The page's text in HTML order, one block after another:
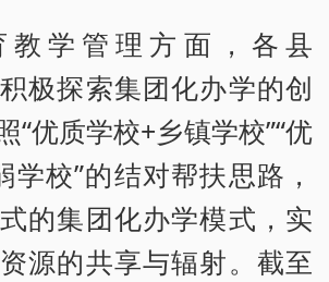
教学管理方面，各县
积极探索集团化办学的创
“优质学校+乡镇学校”“优
学校”的结对帮扶思路，
的集团化办学模式，实
源的共享与辐射。截至